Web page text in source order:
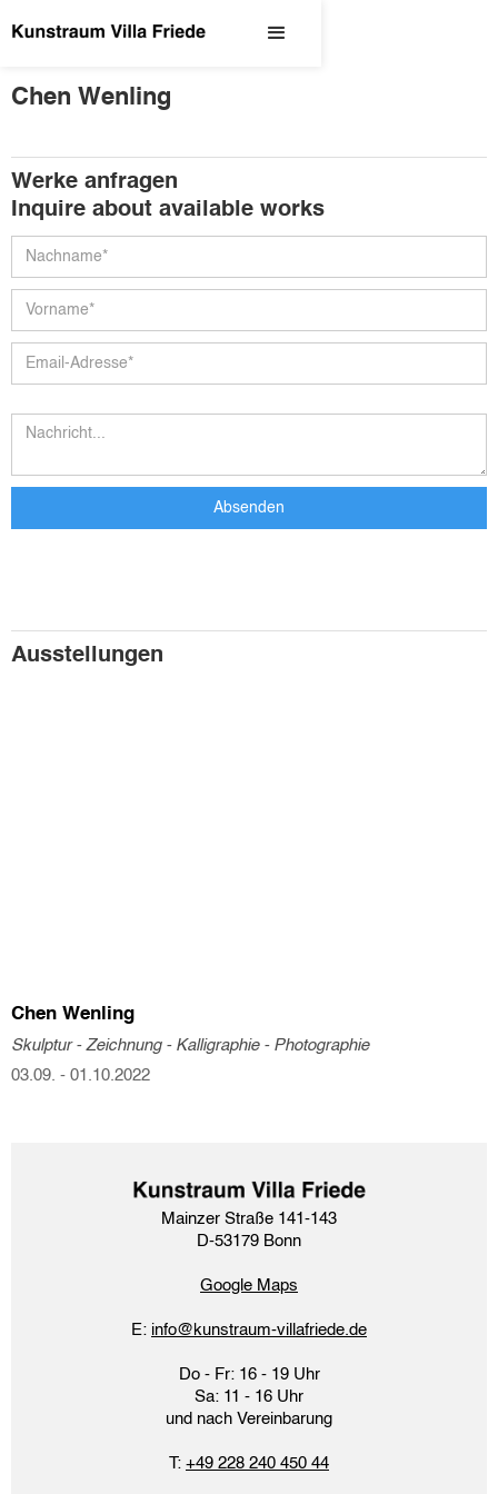
Chen Wenling
Werke anfragen
Inquire about available works
Ausstellungen
Chen Wenling
Skulptur - Zeichnung - Kalligraphie - Photographie
03.09. - 01.10.2022
Mainzer Straße 141-143
D-53179 Bonn
Google Maps​
E: info@kunstraum-villafriede.de
Do - Fr: 16 - 19 Uhr
Sa: 11 - 16 Uhr
und nach Vereinbarung
T: +49 228 240 450 44